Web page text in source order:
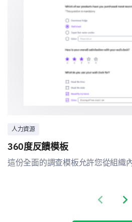
人力資源
360度反饋模板
這份全面的調查模板允許您從組織
Previous